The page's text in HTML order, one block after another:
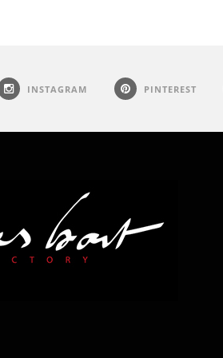
INSTAGRAM PINTEREST